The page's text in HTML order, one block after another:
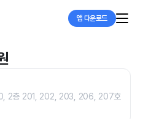
앱 다운로드
2층 201, 202, 203, 206, 207호